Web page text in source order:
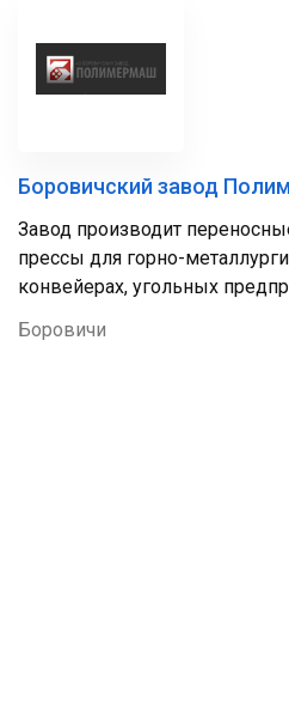
Боровичский завод
Завод производит
прессы для горно-
конвейерах, угольных
Боровичи